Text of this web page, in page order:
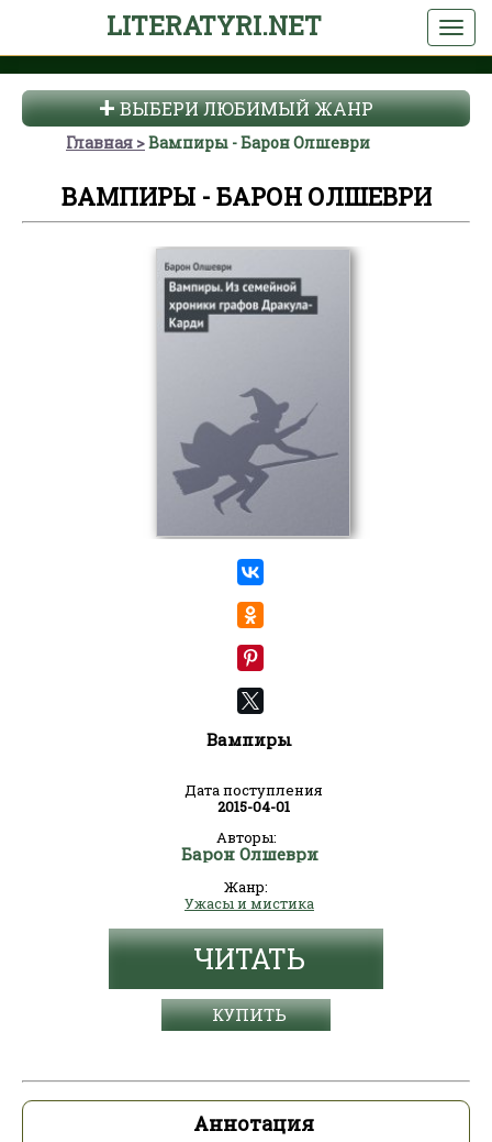
LITERATYRI.NET
ВЫБЕРИ ЛЮБИМЫЙ ЖАНР
Главная Вампиры - Барон Олшеври
ВАМПИРЫ - БАРОН ОЛШЕВРИ
Вампиры
Дата поступления
2015-04-01
Авторы:
Барон Олшеври
Жанр:
Ужасы и мистика
ЧИТАТЬ
КУПИТЬ
Аннотация